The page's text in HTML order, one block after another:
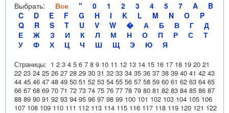
Выбрать: Все " 0 1 2 3 4 5 7 A
B
C
D E F G H I K L M N O
P
Q
R S T U V W � А Б В Г
Д
Е
Ж З И К Л М Н О П Р С
Т
У
Ф Х Ц Ч Ш Щ Э Ю Я
Страницы: 1 2 3 4 5 6 7 8 9 10 11 12 13 14 15 16 17 18 19 20 21
22 23 24 25 26 27 28 29 30 31 32 33 34 35 36 37 38 39 40 41 42 43
44 45 46 47 48 49 50 51 52 53 54 55 56 57 58 59 60 61 62 63 64 65
66 67 68 69 70 71 72 73 74 75 76 77 78 79 80 81 82 83 84 85 86 87
88 89 90 91 92 93 94 95 96 97 98 99 100 101 102 103 104 105 106
107 108 109 110 111 112 113 114 115 116 117 118 119 120 121 122